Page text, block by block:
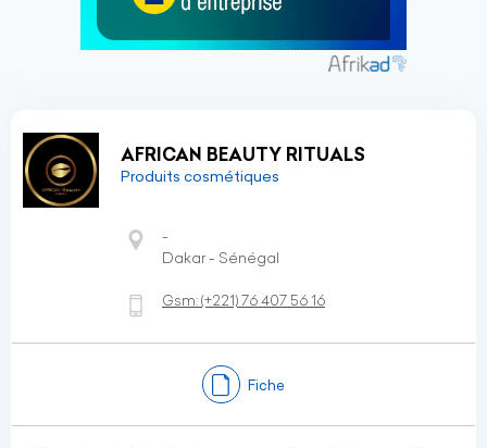
AFRICAN BEAUTY RITUALS
Produits cosmétiques
-
Dakar - Sénégal
Gsm:(+221)76 407 56 16
Fiche